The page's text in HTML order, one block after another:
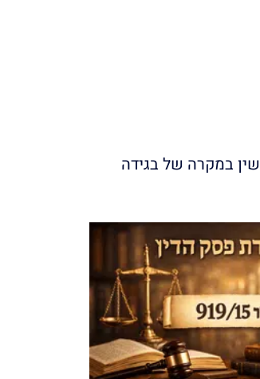
במקרה של בגידה